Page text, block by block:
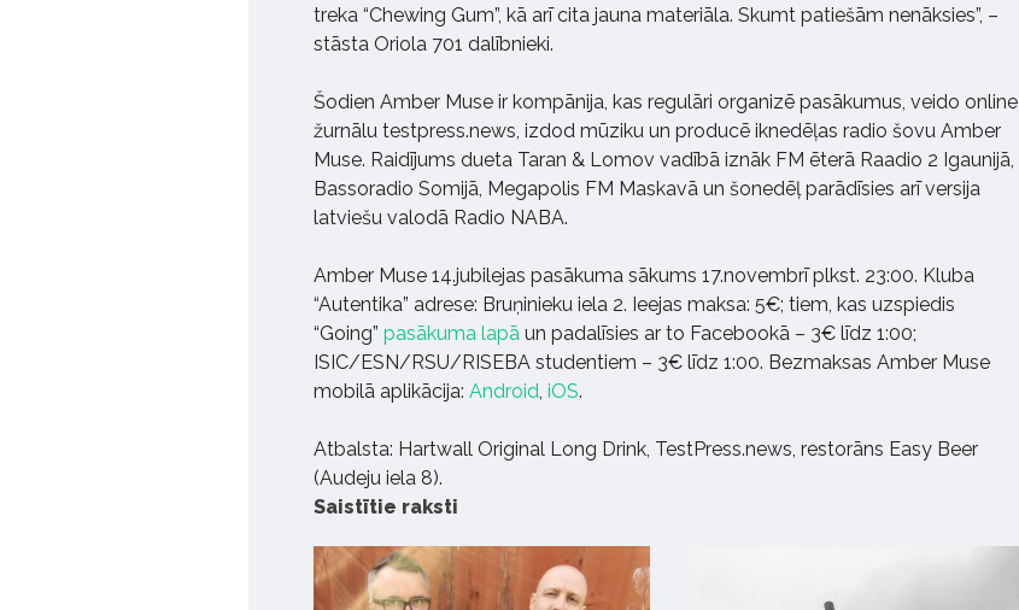
treka “Chewing Gum”, kā arī cita jauna materiāla. Skumt patiešām nenāksies”, –
stāsta Oriola 701 dalībnieki.
Šodien Amber Muse ir kompānija, kas regulāri organizē pasākumus, veido online
žurnālu testpress.news, izdod mūziku un producē iknedēļas radio šovu Amber
Muse. Raidījums dueta Taran & Lomov vadībā iznāk FM ēterā Raadio 2 Igaunijā,
Bassoradio Somijā, Megapolis FM Maskavā un šonedēļ parādīsies arī versija
latviešu valodā Radio NABA.
Amber Muse 14.jubilejas pasākuma sākums 17.novembrī plkst. 23:00. Kluba
“Autentika” adrese: Bruņinieku iela 2. Ieejas maksa: 5€; tiem, kas uzspiedis
“Going” pasākuma lapā un padalīsies ar to Facebookā – 3€ līdz 1:00;
ISIC/ESN/RSU/RISEBA studentiem – 3€ līdz 1:00. Bezmaksas Amber Muse
mobilā aplikācija: Android, iOS.
Atbalsta: Hartwall Original Long Drink, TestPress.news, restorāns Easy Beer
(Audeju iela 8).
Saistītie raksti